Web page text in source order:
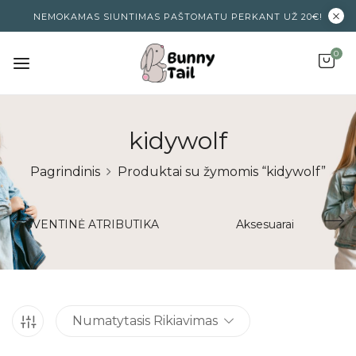
NEMOKAMAS SIUNTIMAS PAŠTOMATU PERKANT UŽ 20€!
0
kidywolf
Pagrindinis Produktai su žymomis “kidywolf”
ŠVENTINĖ ATRIBUTIKA Aksesuarai
Numatytasis Rikiavimas